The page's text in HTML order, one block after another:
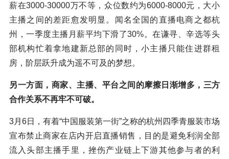
薪在3000-30000万不等，众位数约为6000-8000元，大小
主播之间的差距愈发明显。闻名全国的直播电商之都杭
州，一季度主播月薪平均下滑了30%。在谦寻、辛选等头
部机构忙着拿地建新总部的同时，小主播只能住进群租
房，阶层跃升成为遥不可及的梦想。
另一方面，商家、主播、平台之间的摩擦日渐增多，三方
合作关系不再牢不可破。
3月6日，有着“中国服装第一街”之称的杭州四季青服装市场
宣布禁止商家在店内开启直播销售，目的是避免利润全部
流入头部主播手里，挫伤产业链上下游其他参与者的利